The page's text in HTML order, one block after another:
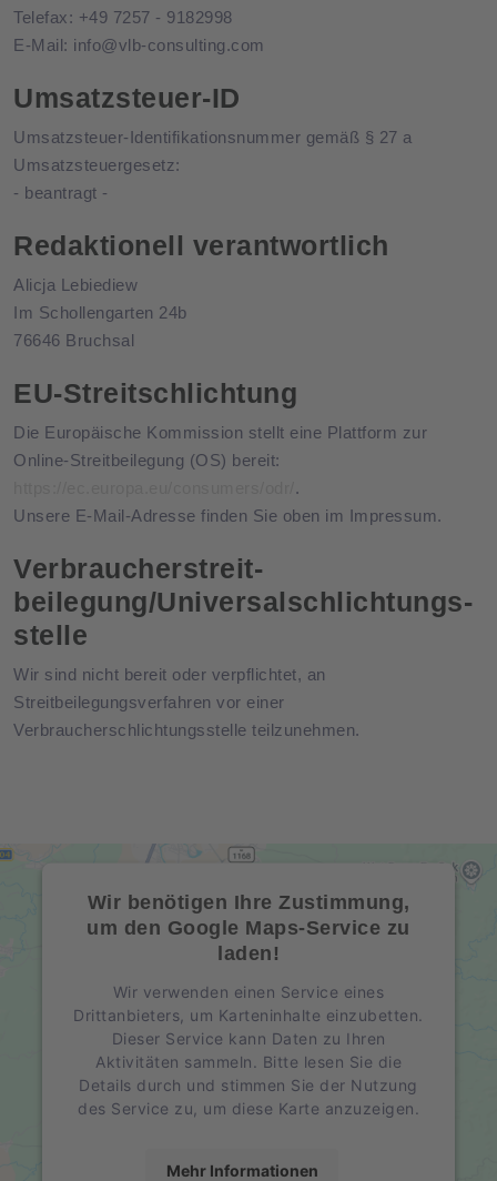
Telefax: +49 7257 - 9182998
E-Mail: info@vlb-consulting.com
Umsatzsteuer-ID
Umsatzsteuer-Identifikationsnummer gemäß § 27 a
Umsatzsteuergesetz:
- beantragt -
Redaktionell verantwortlich
Alicja Lebiediew
Im Schollengarten 24b
76646 Bruchsal
EU-Streitschlichtung
Die Europäische Kommission stellt eine Plattform zur
Online-Streitbeilegung (OS) bereit:
.
Unsere E-Mail-Adresse finden Sie oben im Impressum.
Verbraucher­streit­
beilegung/Universal­schlichtungs­
stelle
Wir sind nicht bereit oder verpflichtet, an
Streitbeilegungsverfahren vor einer
Verbraucherschlichtungsstelle teilzunehmen.
Wir benötigen Ihre Zustimmung,
um den Google Maps-Service zu
laden!
Wir verwenden einen Service eines
Drittanbieters, um Karteninhalte einzubetten.
Dieser Service kann Daten zu Ihren
Aktivitäten sammeln. Bitte lesen Sie die
Details durch und stimmen Sie der Nutzung
des Service zu, um diese Karte anzuzeigen.
Mehr Informationen